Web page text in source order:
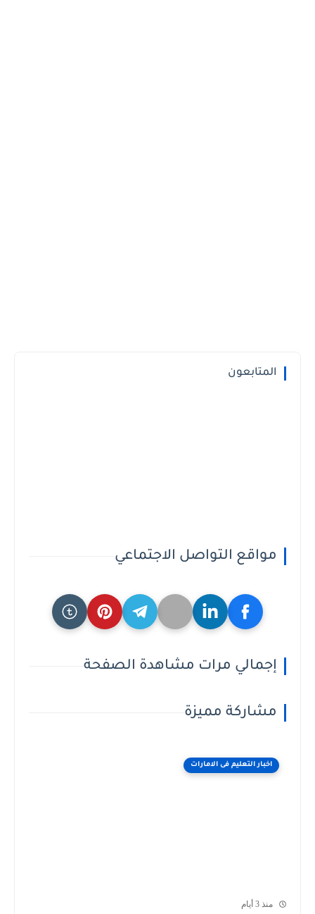
المتابعون
مواقع التواصل الاجتماعي
إجمالي مرات مشاهدة الصفحة
مشاركة مميزة
اخبار التعليم فى الامارات
منذ 3 أيام